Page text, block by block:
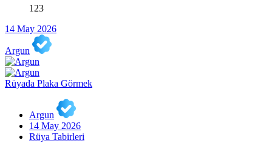
123
14 May 2026
Argun
Rüyada Plaka Görmek
Argun
14 May 2026
Rüya Tabirleri